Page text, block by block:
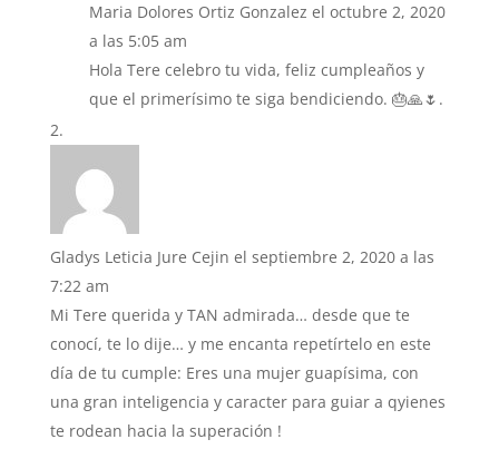
Maria Dolores Ortiz Gonzalez el octubre 2, 2020
a las 5:05 am
Hola Tere celebro tu vida, feliz cumpleaños y
que el primerísimo te siga bendiciendo. 🎂🙏🌷.
Gladys Leticia Jure Cejin el septiembre 2, 2020 a las
7:22 am
Mi Tere querida y TAN admirada… desde que te
conocí, te lo dije… y me encanta repetírtelo en este
día de tu cumple: Eres una mujer guapísima, con
una gran inteligencia y caracter para guiar a qyienes
te rodean hacia la superación !